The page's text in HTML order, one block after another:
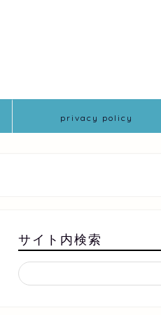
privacy policy
サイト内検索